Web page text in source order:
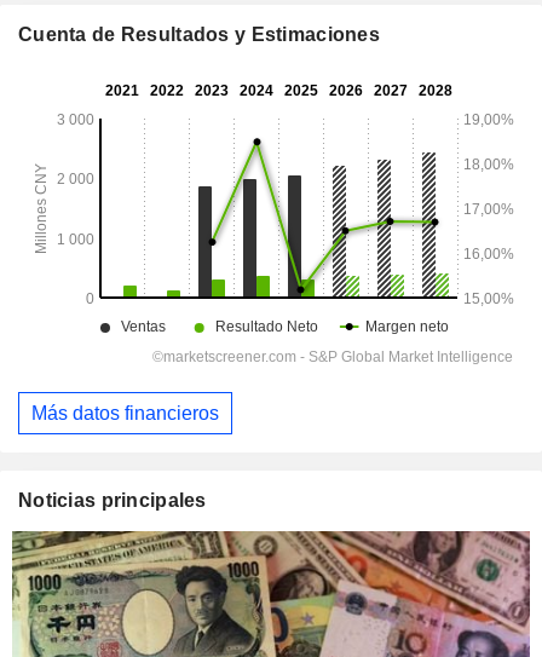
Cuenta de Resultados y Estimaciones
Más datos financieros
Noticias principales